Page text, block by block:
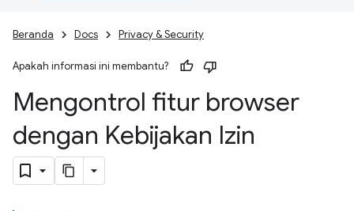
Beranda Docs Privacy & Security
Apakah informasi ini membantu?
Mengontrol fitur browser
dengan Kebijakan Izin